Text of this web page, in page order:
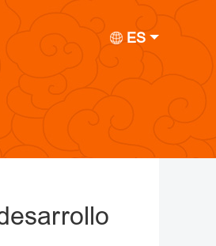
ES